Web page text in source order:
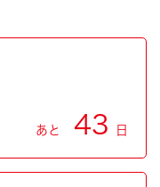
あと 43 日